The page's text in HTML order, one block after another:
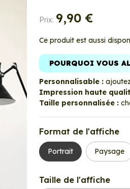
Prix: 9,90 €
Ce produit est aussi
POURQUOI VOUS
Personnalisable :
Impression haute
Taille personnalisée :
Format de l'affiche
Portrait Paysage
Taille de l'affiche